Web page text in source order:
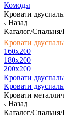
Комоды
Кровати
Назад
Каталог/
Кровати
160х200
180x200
200x200
Кровати
Кровати
Кровати
Назад
Каталог/